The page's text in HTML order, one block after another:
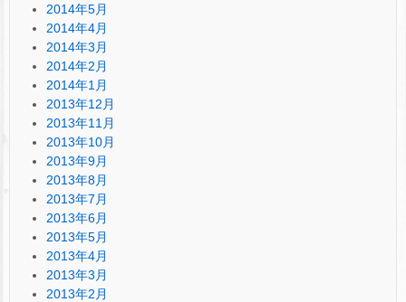
2014年5月
2014年4月
2014年3月
2014年2月
2014年1月
2013年12月
2013年11月
2013年10月
2013年9月
2013年8月
2013年7月
2013年6月
2013年5月
2013年4月
2013年3月
2013年2月